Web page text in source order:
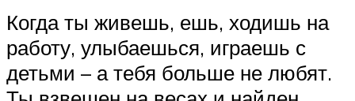
Когда ты живешь, ешь, ходишь на
работу, улыбаешься, играешь с
детьми – а тебя больше не любят.